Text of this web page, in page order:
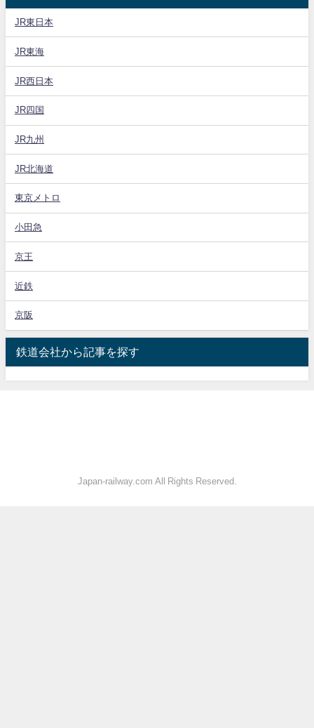
JR東日本
JR東海
JR西日本
JR四国
JR九州
JR北海道
東京メトロ
小田急
京王
近鉄
京阪
鉄道会社から記事を探す
Japan-railway.com All Rights Reserved.